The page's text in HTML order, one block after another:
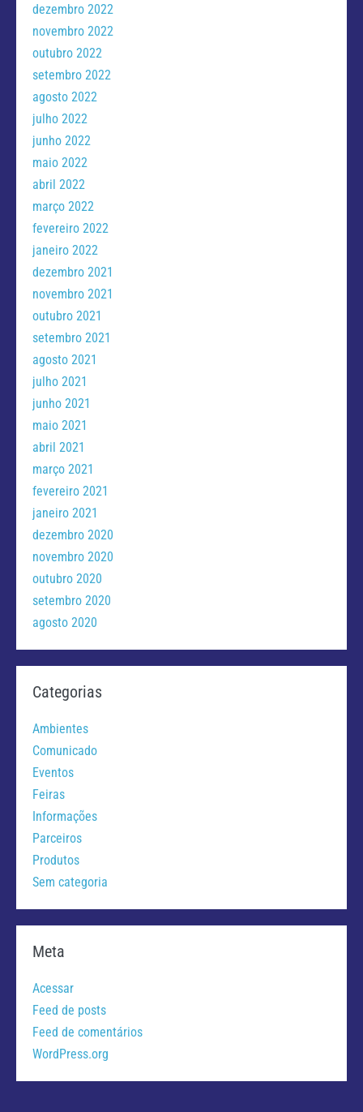
dezembro 2022
novembro 2022
outubro 2022
setembro 2022
agosto 2022
julho 2022
junho 2022
maio 2022
abril 2022
março 2022
fevereiro 2022
janeiro 2022
dezembro 2021
novembro 2021
outubro 2021
setembro 2021
agosto 2021
julho 2021
junho 2021
maio 2021
abril 2021
março 2021
fevereiro 2021
janeiro 2021
dezembro 2020
novembro 2020
outubro 2020
setembro 2020
agosto 2020
Categorias
Ambientes
Comunicado
Eventos
Feiras
Informações
Parceiros
Produtos
Sem categoria
Meta
Acessar
Feed de posts
Feed de comentários
WordPress.org